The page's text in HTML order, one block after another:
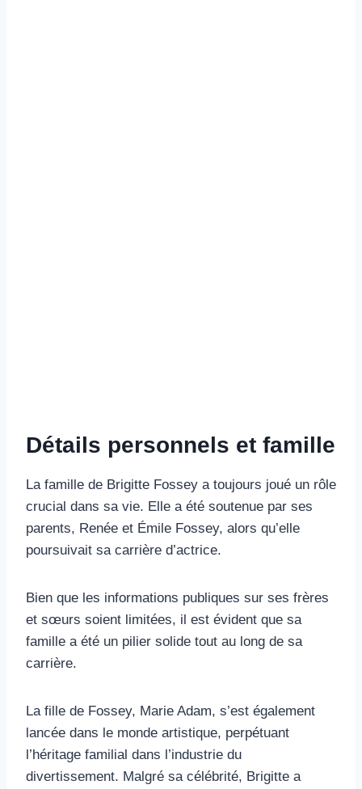
Détails personnels et famille
La famille de Brigitte Fossey a toujours joué un rôle
crucial dans sa vie. Elle a été soutenue par ses
parents, Renée et Émile Fossey, alors qu’elle
poursuivait sa carrière d’actrice.
Bien que les informations publiques sur ses frères
et sœurs soient limitées, il est évident que sa
famille a été un pilier solide tout au long de sa
carrière.
La fille de Fossey, Marie Adam, s’est également
lancée dans le monde artistique, perpétuant
l’héritage familial dans l’industrie du
divertissement. Malgré sa célébrité, Brigitte a